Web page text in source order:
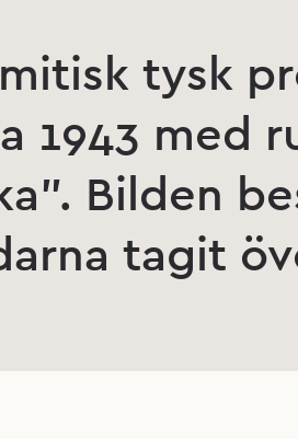
tysk
1943 med
Bilden
tagit